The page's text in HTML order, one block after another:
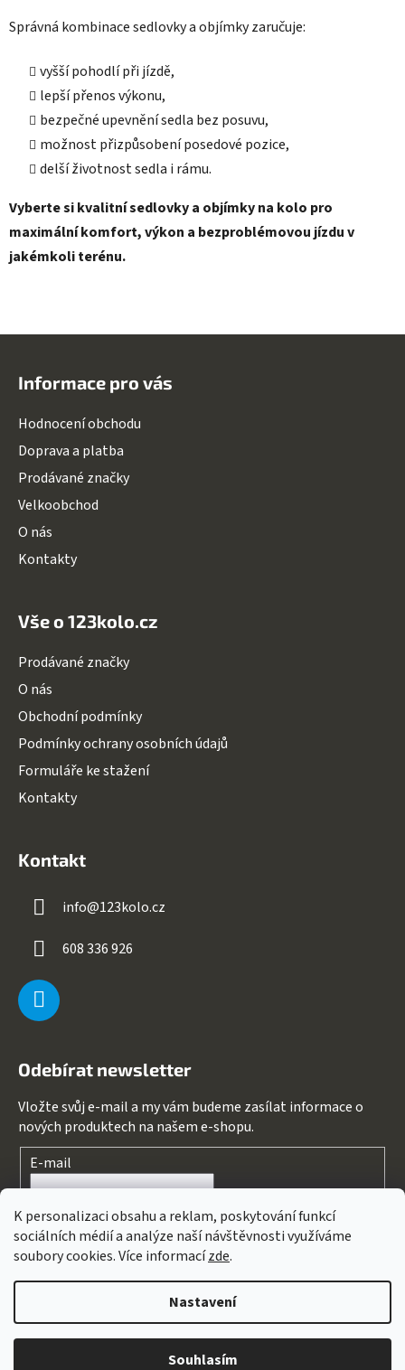
K personalizaci obsahu a reklam, poskytování funkcí
sociálních médií a analýze naší návštěvnosti využíváme
soubory cookies. Více informacízde.
Nastavení
Souhlasím
Správná kombinace sedlovky a objímky zaručuje:
vyšší pohodlí při jízdě,
lepší přenos výkonu,
bezpečné upevnění sedla bez posuvu,
možnost přizpůsobení posedové pozice,
delší životnost sedla i rámu.
Vyberte si kvalitní sedlovky a objímky na kolo pro
maximální komfort, výkon a bezproblémovou jízdu v
jakémkoli terénu.
Informace pro vás
Hodnocení obchodu
Doprava a platba
Prodávané značky
Velkoobchod
O nás
Kontakty
Vše o 123kolo.cz
Prodávané značky
O nás
Obchodní podmínky
Podmínky ochrany osobních údajů
Formuláře ke stažení
Kontakty
Kontakt
info@123kolo.cz
608 336 926
Odebírat newsletter
Vložte svůj e-mail a my vám budeme zasílat informace o
nových produktech na našem e-shopu.
E-mail
Souhlasím spodmínkami ochrany osobních údajů
PŘIHLÁSIT SE
Vytvořil Shoptet&PekneWeby
123kolo. Všechna práva vyhrazena.